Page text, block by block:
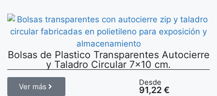
Bolsas de Plastico Transparentes Autocierre
y Taladro Circular 7×10 cm.
Ver más Desde
91,22€